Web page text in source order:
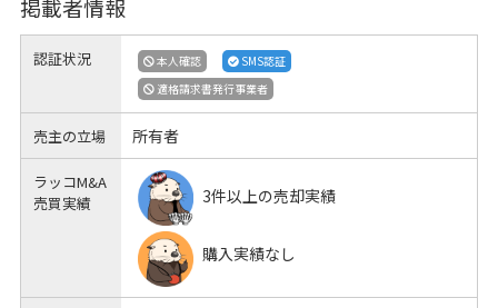
掲載者情報
認証状況 本人確認
SMS認証
適格請求書発行事業者
売主の立場 所有者
ラッコM&A
売買実績
3件以上の売却実績
購入実績なし